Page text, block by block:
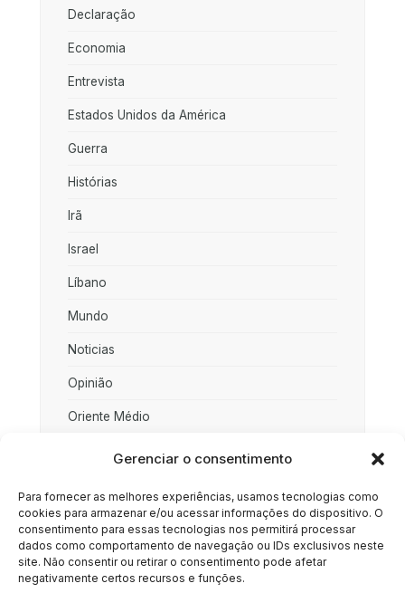
Gerenciar o consentimento
Para fornecer as melhores experiências, usamos tecnologias como
cookies para armazenar e/ou acessar informações do dispositivo. O
consentimento para essas tecnologias nos permitirá processar
dados como comportamento de navegação ou IDs exclusivos neste
site. Não consentir ou retirar o consentimento pode afetar
negativamente certos recursos e funções.
Declaração
Economia
Entrevista
Estados Unidos da América
Guerra
Histórias
Irã
Israel
Líbano
Mundo
Noticias
Opinião
Oriente Médio
Rússia
Sociedade
Uncategorized